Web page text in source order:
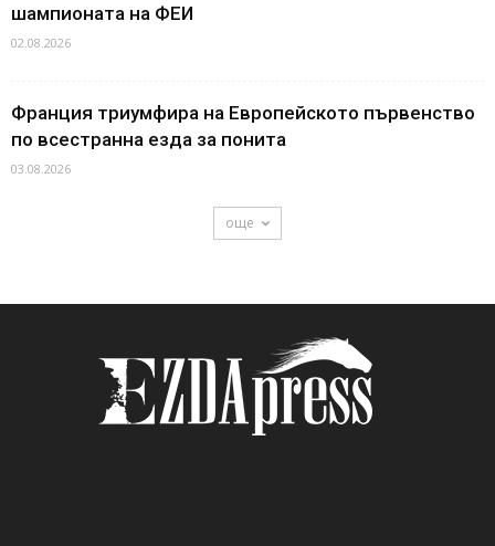
шампионата на ФЕИ
02.08.2026
Франция триумфира на Европейското първенство
по всестранна езда за понита
03.08.2026
още